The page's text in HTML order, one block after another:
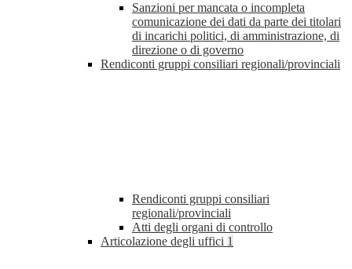
Sanzioni per mancata o incompleta
comunicazione dei dati da parte dei titolari
di incarichi politici, di amministrazione, di
direzione o di governo
Rendiconti gruppi consiliari regionali/provinciali
Rendiconti gruppi consiliari
regionali/provinciali
Atti degli organi di controllo
Articolazione degli uffici 1